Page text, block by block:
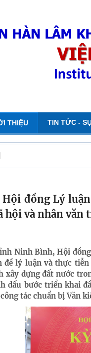
THIỆU TIN TỨC -
đồng Lý
hội và nhân
Ninh Bình, Hội
đề lý luận và thực
xây dựng đất nước
dấu bước triển khai
tác chuẩn bị Văn